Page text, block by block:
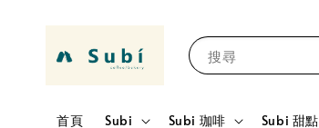
搜尋
首頁 Subi Subi 珈啡 Subi 甜點